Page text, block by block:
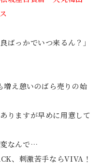
ばっかでいつ来るん？」
え憩いのばら売りの始
りますが早めに用意して
なんで…
、刺激苦手ならVIVA！